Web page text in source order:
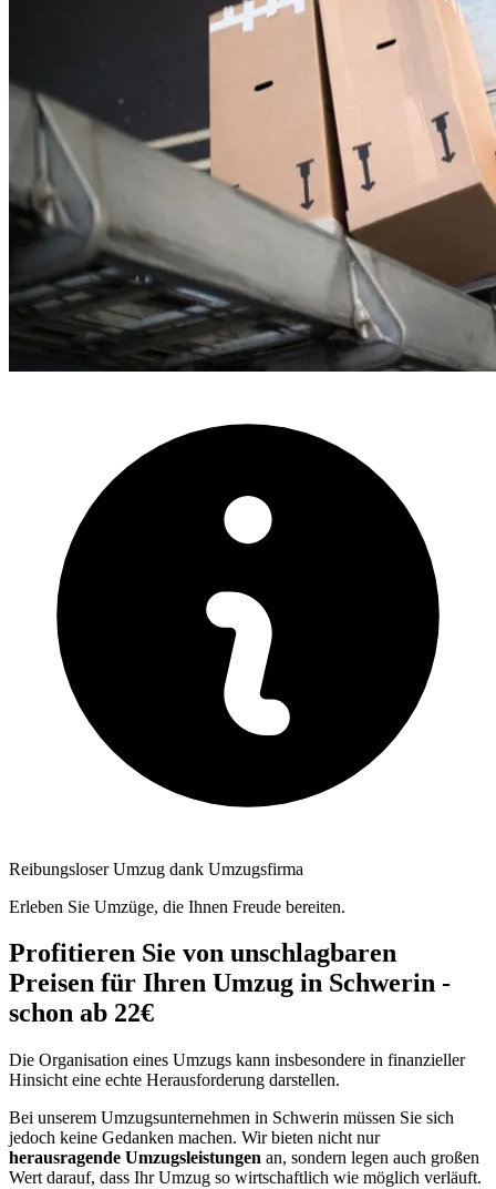
Reibungsloser Umzug dank Umzugsfirma
Erleben Sie Umzüge, die Ihnen Freude bereiten.
Profitieren Sie von unschlagbaren
Preisen für Ihren Umzug in Schwerin -
schon ab 22€
Die Organisation eines Umzugs kann insbesondere in finanzieller
Hinsicht eine echte Herausforderung darstellen.
Bei unserem Umzugsunternehmen in Schwerin müssen Sie sich
jedoch keine Gedanken machen. Wir bieten nicht nur
herausragende Umzugsleistungen an, sondern legen auch großen
Wert darauf, dass Ihr Umzug so wirtschaftlich wie möglich verläuft.